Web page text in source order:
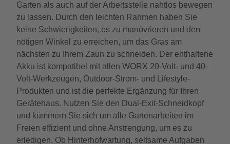
Garten als auch auf der Arbeitsstelle nahtlos bewegen
zu lassen. Durch den leichten Rahmen haben Sie
keine Schwierigkeiten, es zu manövrieren und den
nötigen Winkel zu erreichen, um das Gras am
nächsten zu Ihrem Zaun zu schneiden. Der enthaltene
Akku ist kompatibel mit allen WORX 20-Volt- und 40-
Volt-Werkzeugen, Outdoor-Strom- und Lifestyle-
Produkten und ist die perfekte Ergänzung für Ihren
Gerätehaus. Nutzen Sie den Dual-Exit-Schneidkopf
und kümmern Sie sich um alle Gartenarbeiten im
Freien effizient und ohne Anstrengung, um es zu
erledigen. Ob Hinterhofwartung, seltsame Aufgaben